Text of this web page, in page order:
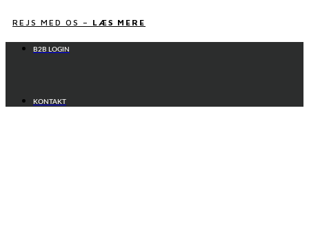
tilREJS MED OS – LÆS MERE
B2B LOGIN
KONTAKT